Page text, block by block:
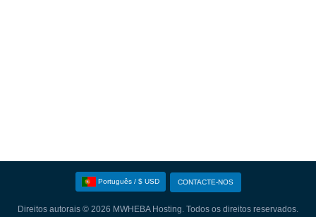
Português / $ USD CONTACTE-NOS
Direitos autorais © 2026 MWHEBA Hosting. Todos os direitos reservados.